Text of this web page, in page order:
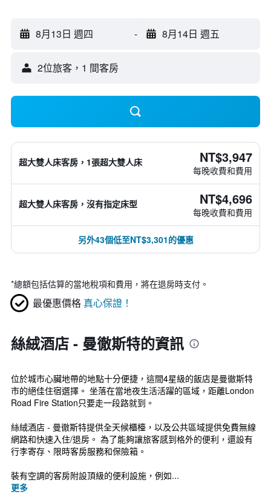
8月13日 週四 - 8月14日 週五
2位旅客，1 間客房
超大雙人床客房，1張超大雙人床 NT$3,947
每晚收費和費用
超大雙人床客房，沒有指定床型 NT$4,696
每晚收費和費用
另外43個低至NT$3,301的優惠
*總額包括估算的當地稅項和費用，將在退房時支付。
最優惠價格 真心保證！
絲絨酒店 - 曼徹斯特的資訊
位於城市心臟地帶的地點十分便捷，這間4星級的飯店是曼徹斯特
市的絕佳住宿選擇。 坐落在當地夜生活活躍的區域，距離London
Road Fire Station只要走一段路就到。
絲絨酒店 - 曼徹斯特提供全天候櫃檯，以及公共區域提供免費無線
網路和快速入住/退房。 為了能夠讓旅客感到格外的便利，還設有
行李寄存、限時客房服務和保險箱。
裝有空調的客房附設頂級的便利設施，例如...
更多